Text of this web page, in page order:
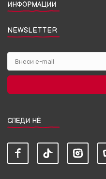
ИНФОРМАЦИИ
NEWSLETTER
СЛЕДИ НЀ